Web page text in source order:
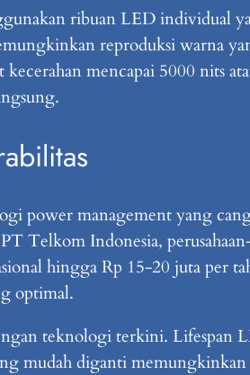
ribuan LED individual
reproduksi warna
mencapai 5000 nits
power management yang
Telkom Indonesia,
hingga Rp 15-20 juta per
optimal.
teknologi terkini. Lifespan
mudah diganti